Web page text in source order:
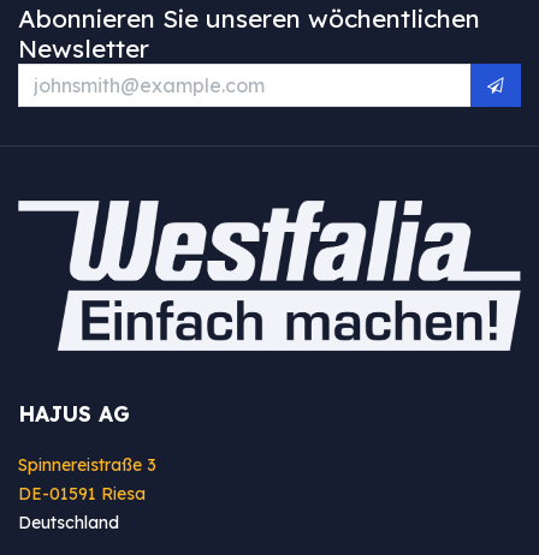
Abonnieren Sie unseren wöchentlichen
Newsletter
HAJUS AG
Spinnereistraße 3
DE-01591 Riesa
Deutschland